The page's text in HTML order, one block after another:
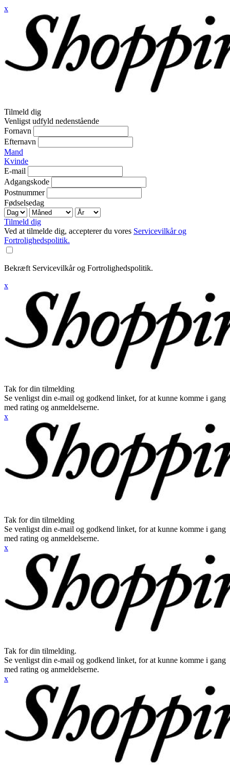
x
Tilmeld dig
Venligst udfyld nedenstående
Fornavn
Efternavn
Mand
Kvinde
E-mail
Adgangskode
Postnummer
Fødselsedag
Tilmeld dig
Ved at tilmelde dig, accepterer du vores Servicevilkår og
Fortrolighedspolitik.
Bekræft Servicevilkår og Fortrolighedspolitik.
x
Tak for din tilmelding
Se venligst din e-mail og godkend linket, for at kunne komme i gang
med rating og anmeldelserne.
x
Tak for din tilmelding
Se venligst din e-mail og godkend linket, for at kunne komme i gang
med rating og anmeldelserne.
x
Tak for din tilmelding.
Se venligst din e-mail og godkend linket, for at kunne komme i gang
med rating og anmeldelserne.
x